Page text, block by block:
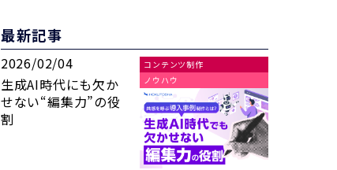
最新記事
2026/02/04
生成AI時代にも欠か
せない“編集力”の役
割
コンテンツ制作
ノウハウ